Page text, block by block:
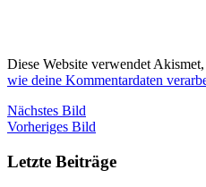
Diese Website verwendet
wie deine Kommentardaten
Nächstes Bild
Vorheriges Bild
Letzte Beiträge